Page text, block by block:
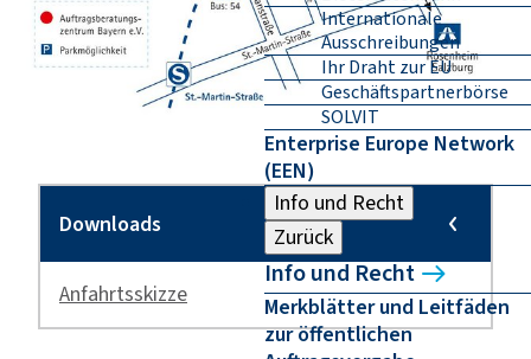
Internationale
Ausschreibungen
Ihr Draht zur EU
Geschäftspartnerbörse
SOLVIT
Enterprise Europe Network
(EEN)
Info und Recht
Zurück
Info und Recht
Merkblätter und Leitfäden
zur öffentlichen
Anfahrtsskizze